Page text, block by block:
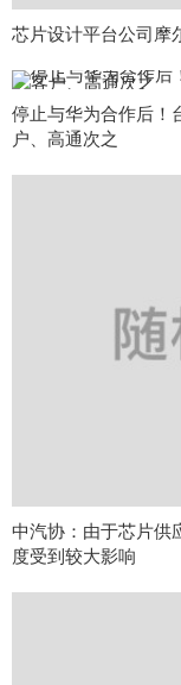
芯片设计平台公司摩
停止与华为合作后！
户、高通次之
中汽协：由于芯片供
度受到较大影响